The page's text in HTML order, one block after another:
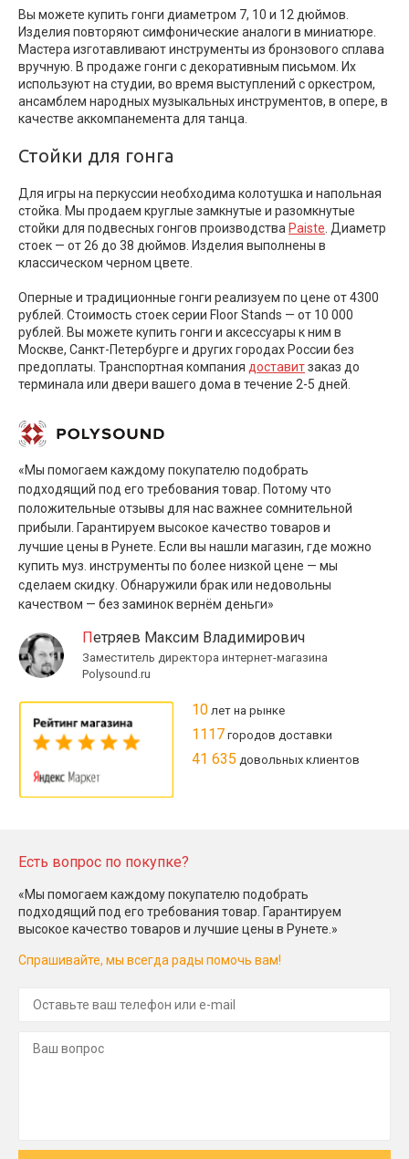
Вы можете купить гонги диаметром 7, 10 и 12 дюймов.
Изделия повторяют симфонические аналоги в миниатюре.
Мастера изготавливают инструменты из бронзового сплава
вручную. В продаже гонги с декоративным письмом. Их
используют на студии, во время выступлений с оркестром,
ансамблем народных музыкальных инструментов, в опере, в
качестве аккомпанемента для танца.
Стойки для гонга
Для игры на перкуссии необходима колотушка и напольная
стойка. Мы продаем круглые замкнутые и разомкнутые
стойки для подвесных гонгов производства Paiste . Диаметр
стоек — от 26 до 38 дюймов. Изделия выполнены в
классическом черном цвете.
Оперные и традиционные гонги реализуем по цене от 4300
рублей. Стоимость стоек серии Floor Stands — от 10 000
рублей. Вы можете купить гонги и аксессуары к ним в
Москве, Санкт-Петербурге и других городах России без
предоплаты. Транспортная компания доставитзаказ до
терминала или двери вашего дома в течение 2-5 дней.
«Мы помогаем каждому покупателю подобрать
подходящий под его требования товар. Потому что
положительные отзывы для нас важнее сомнительной
прибыли. Гарантируем высокое качество товаров и
лучшие цены в Рунете. Если вы нашли магазин, где можно
купить муз. инструменты по более низкой цене — мы
сделаем скидку. Обнаружили брак или недовольны
качеством — без заминок вернём деньги»
Петряев Максим Владимирович
Заместитель директора интернет-магазина
Polysound.ru
10 лет на рынке
1117 городов доставки
41 635 довольных клиентов
Есть вопрос по покупке?
«Мы помогаем каждому покупателю подобрать
подходящий под его требования товар. Гарантируем
высокое качество товаров и лучшие цены в Рунете.»
Спрашивайте, мы всегда рады помочь вам!